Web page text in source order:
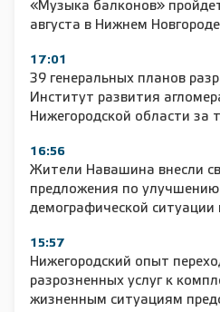
«Музыка балконов»
августа в Нижнем Новгороде
17:01
39 генеральных планов
Институт развития
Нижегородской области за
16:56
Жители Навашина внесли
предложения по улучшению
демографической ситуации
15:57
Нижегородский опыт
разрозненных услуг к
жизненным ситуациям